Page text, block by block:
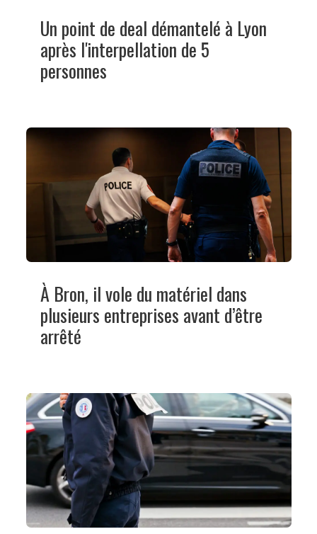
Un point de deal démantelé à Lyon
après l'interpellation de 5
personnes
À Bron, il vole du matériel dans
plusieurs entreprises avant d’être
arrêté